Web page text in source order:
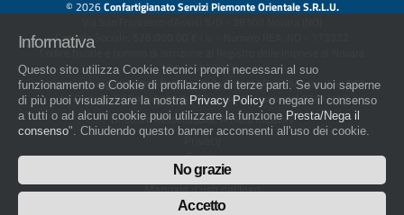
© 2026Confartigianato Servizi Piemonte Orientale S.R.L.U.
Capitale Sociale: 526.000,00 € i.v. - Numero REA: NO - 173322
Codice fiscale e numero di iscrizione al Registro delle Imprese di Novara
01436930034
artigiani.it è registrato nel Registro della Stampa Periodica con il nr. 562
con Decreto del Presidente del Tribunale di Novara del 07/03/13
Direttore Responsabile: Amleto Impaloni
Privacy
Cookie
Whistleblowing
Manuale d'uso del logo
Policy sulla Parità di genere
Informativa
Questo sito utilizza Cookie tecnici propri necessari al suo
funzionamento e Cookie di profilazione di terze parti. Se vuoi saperne
di più puoi visualizzare la nostra Privacy Policy o negare il consenso
a tutti o ad alcuni cookie puoi utilizzare la funzione Presta/Nega il
consenso". Chiudendo questo banner acconsenti all'uso dei cookie.
No grazie
Accetto